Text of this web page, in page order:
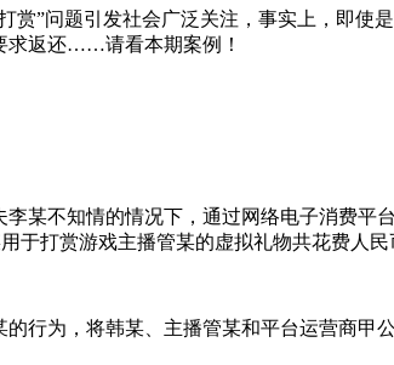
赏”问题引发社会广泛关注，事实上，即使
求返还……请看本期案例！
李某不知情的情况下，通过网络电子消费平
于打赏游戏主播管某的虚拟礼物共花费人民
的行为，将韩某、主播管某和平台运营商甲